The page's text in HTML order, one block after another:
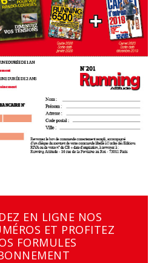
EN LIGNE NOS
ET PROFITEZ
FORMULES